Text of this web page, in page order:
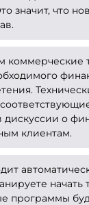
значит, что
коммерческие
дискуссии о
клиентам.
начать
программы